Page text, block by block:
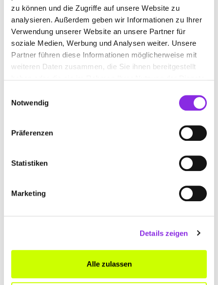
zu können und die Zugriffe auf unsere Website zu
analysieren. Außerdem geben wir Informationen zu Ihrer
Verwendung unserer Website an unsere Partner für
soziale Medien, Werbung und Analysen weiter. Unsere
Partner führen diese Informationen möglicherweise mit
weiteren Daten zusammen, die Sie ihnen bereitgestellt
Notwendig
Präferenzen
Statistiken
Marketing
Details zeigen
Alle zulassen
Geschlossen - öffnet am Montag um 15:00 Uhr
TIERARZTPRAXIS HELLSTERN
DR. KATJA BAUMER TIERÄRZTIN